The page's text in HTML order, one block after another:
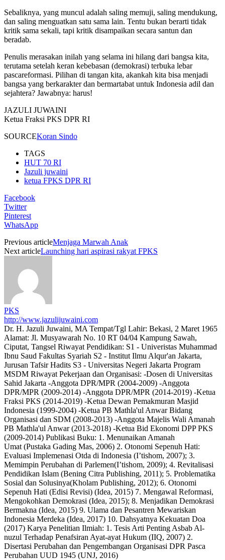
Sebaliknya, yang muncul adalah saling memuji, saling mendukung,
dan saling menguatkan satu sama lain. Tentu bukan berarti tidak
kritik sama sekali, tapi kritik disampaikan secara santun dan
beradab.
Penulis merasakan inilah yang selama ini hilang dari bangsa kita,
terutama setelah keran kebebasan (demokrasi) terbuka lebar
pascareformasi. Pilihan di tangan kita, akankah kita bisa menjadi
bangsa yang berkarakter dan bermartabat untuk Indonesia adil dan
sejahtera? Jawabnya: harus!
JAZULI JUWAINI
Ketua Fraksi PKS DPR RI
SOURCEKoran Sindo
TAGS
HUT 70 RI
Jazuli juwaini
ketua FPKS DPR RI
Facebook
Twitter
Pinterest
WhatsApp
Previous articleMenjaga Marwah Anak
Next articleLaunching hari aspirasi rakyat FPKS
PKS
http://www.jazulijuwaini.com
Dr. H. Jazuli Juwaini, MA Tempat/Tgl Lahir: Bekasi, 2 Maret 1965
Alamat: Jl. Musyawarah No. 10 RT 04/04 Kampung Sawah,
Ciputat, Tangsel Riwayat Pendidikan: S1 - Univeristas Muhammad
Ibnu Saud Fakultas Syariah S2 - Institut Ilmu Alqur'an Jakarta,
Jurusan Tafsir Hadits S3 - Universitas Negeri Jakarta Program
MSDM Riwayat Pekerjaan dan Organisasi: -Dosen di Universitas
Sahid Jakarta -Anggota DPR/MPR (2004-2009) -Anggota
DPR/MPR (2009-2014) -Anggota DPR/MPR (2014-2019) -Ketua
Fraksi PKS (2014-2019) -Ketua Dewan Pemakmuran Masjid
Indonesia (1999-2004) -Ketua PB Mathla'ul Anwar Bidang
Organisasi dan SDM (2008-2013) -Anggota Majelis Wali Amanah
PB Mathla'ul Anwar (2013-2018) -Ketua Bid Ekonomi DPP PKS
(2009-2014) Publikasi Buku: 1. Menunaikan Amanah
Umat (Pustaka Gading Mas, 2006) 2. Otonomi Sepenuh Hati:
Evaluasi Implemenasi Otda di Indonesia (I’tishom, 2007); 3.
Memimpin Perubahan di Parlemen(I’tishom, 2009); 4. Revitalisasi
Pendidikan Islam (Bening Citra Publishing, 2011); 5. Problematika
Sosial dan Solusinya(Kholam Publishing, 2012); 6. Otonomi
Sepenuh Hati (Edisi Revisi) (Idea, 2015) 7. Mengawal Reformasi,
Mengokohkan Demokrasi (Idea, 2015); 8. Menjadikan Demokrasi
Bermakna (Idea, 2015) 9. Ulama dan Pesantren Mewariskan
Indonesia Merdeka (Idea, 2017) 10. Dahsyatnya Kekuatan Doa
(2017) Karya Penelitian Ilmiah: 1. Tesis Arti Penting Asbab Al-
nuzul Terhadap Penafsiran Ayat-ayat Hukum (IIQ, 2007) 2.
Disertasi Perubahan dan Pengembangan Organisasi DPR Pasca
Perubahan UUD 1945 (UNJ, 2016)